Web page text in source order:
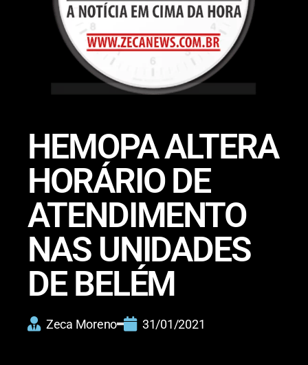
HEMOPA ALTERA
HORÁRIO DE
ATENDIMENTO
NAS UNIDADES
DE BELÉM
Zeca Moreno 31/01/2021